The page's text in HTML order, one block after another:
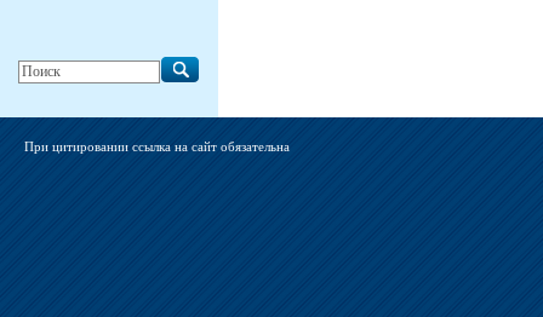
При цитировании ссылка на сайт обязательна